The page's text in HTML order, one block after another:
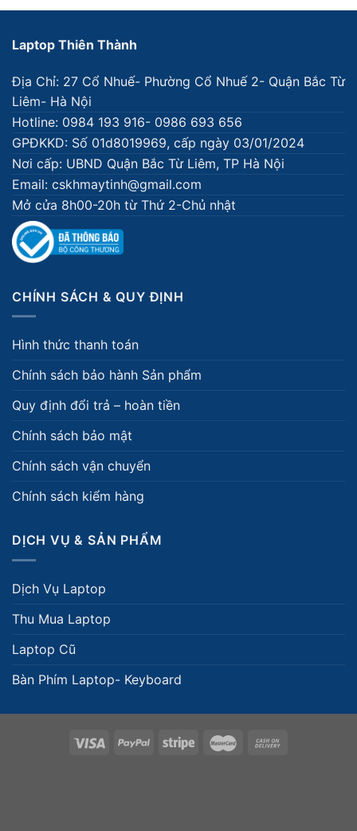
Laptop Thiên Thành
Địa Chỉ: 27 Cổ Nhuế- Phường Cổ Nhuế 2- Quận Bắc Từ
Liêm- Hà Nội
Hotline: 0984 193 916- 0986 693 656
GPĐKKD: Số 01d8019969, cấp ngày 03/01/2024
Nơi cấp: UBND Quận Bắc Từ Liêm, TP Hà Nội
Email: cskhmaytinh@gmail.com
Mở cửa 8h00-20h từ Thứ 2-Chủ nhật
CHÍNH SÁCH & QUY ĐỊNH
Hình thức thanh toán
Chính sách bảo hành Sản phẩm
Quy định đổi trả – hoàn tiền
Chính sách bảo mật
Chính sách vận chuyển
Chính sách kiểm hàng
DỊCH VỤ & SẢN PHẨM
Dịch Vụ Laptop
Thu Mua Laptop
Laptop Cũ
Bàn Phím Laptop- Keyboard